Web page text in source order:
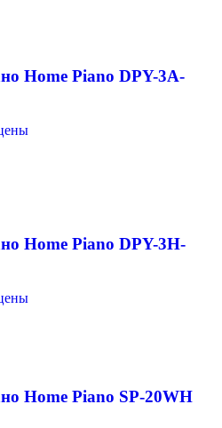
Home Piano DPY-3A-
Home Piano DPY-3H-
Home Piano SP-20WH